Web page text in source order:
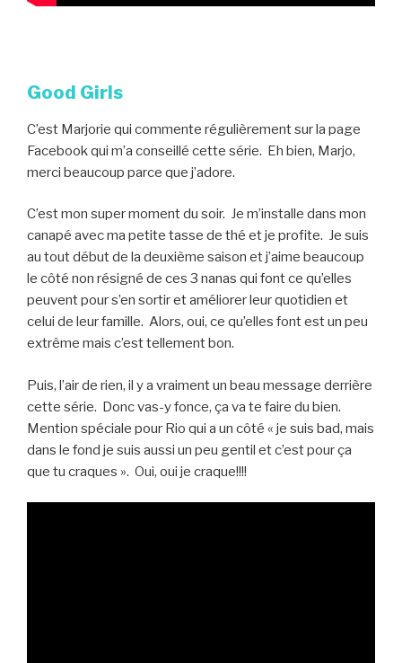
Good Girls
C’est Marjorie qui commente régulièrement sur la page
Facebook qui m’a conseillé cette série. Eh bien, Marjo,
merci beaucoup parce que j’adore.
C’est mon super moment du soir. Je m’installe dans mon
canapé avec ma petite tasse de thé et je profite. Je suis
au tout début de la deuxième saison et j’aime beaucoup
le côté non résigné de ces 3 nanas qui font ce qu’elles
peuvent pour s’en sortir et améliorer leur quotidien et
celui de leur famille. Alors, oui, ce qu’elles font est un peu
extrême mais c’est tellement bon.
Puis, l’air de rien, il y a vraiment un beau message derrière
cette série. Donc vas-y fonce, ça va te faire du bien.
Mention spéciale pour Rio qui a un côté « je suis bad, mais
dans le fond je suis aussi un peu gentil et c’est pour ça
que tu craques ». Oui, oui je craque!!!!